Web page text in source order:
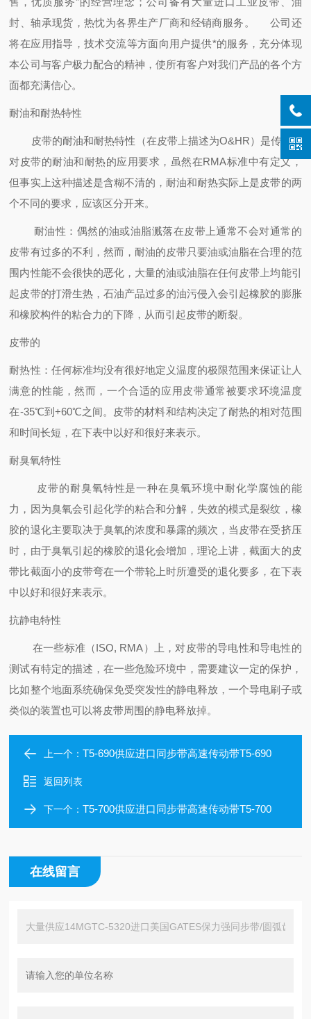
封、轴承现货，热忱为各界生产厂商和经销商服务。
公司还
将在应用指导，技术交流等方面向用户提供*的服务，充分体现
本公司与客户极力配合的精神，使所有客户对我们产品的各个方
面都充满信心。
耐油和耐热特性
皮带的耐油和耐热特性（在皮带上描述为O&HR）是传统的
对皮带的耐油和耐热的应用要求，虽然在RMA标准中有定义，
但事实上这种描述是含糊不清的，耐油和耐热实际上是皮带的两
个不同的要求，应该区分开来。
耐油性：偶然的油或油脂溅落在皮带上通常不会对通常的
皮带有过多的不利，然而，耐油的皮带只要油或油脂在合理的范
围内性能不会很快的恶化，大量的油或油脂在任何皮带上均能引
起皮带的打滑生热，石油产品过多的油污侵入会引起橡胶的膨胀
和橡胶构件的粘合力的下降，从而引起皮带的断裂。
皮带的
耐热性：任何标准均没有很好地定义温度的极限范围来保证让人
满意的性能，然而，一个合适的应用皮带通常被要求环境温度
在-35℃到+60℃之间。皮带的材料和结构决定了耐热的相对范围
和时间长短，在下表中以好和很好来表示。
耐臭氧特性
皮带的耐臭氧特性是一种在臭氧环境中耐化学腐蚀的能
力，因为臭氧会引起化学的粘合和分解，失效的模式是裂纹，橡
胶的退化主要取决于臭氧的浓度和暴露的频次，当皮带在受挤压
时，由于臭氧引起的橡胶的退化会增加，理论上讲，截面大的皮
带比截面小的皮带弯在一个带轮上时所遭受的退化要多，在下表
中以好和很好来表示。
抗静电特性
在一些标准（ISO, RMA）上，对皮带的导电性和导电性的
测试有特定的描述，在一些危险环境中，需要建议一定的保护，
比如整个地面系统确保免受突发性的静电释放，一个导电刷子或
类似的装置也可以将皮带周围的静电释放掉。
上一个：T5-690供应进口同步带高速传动带T5-690
返回列表
下一个：T5-700供应进口同步带高速传动带T5-700
在线留言